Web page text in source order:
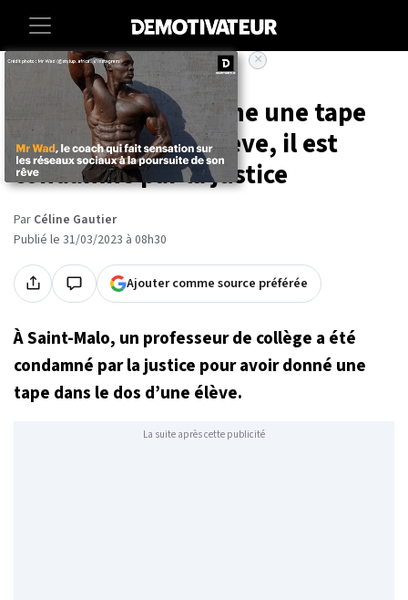
Societe
Un professeur donne une tape
dans le dos d'un élève, il est
condamné par la justice
Par Céline Gautier
Publié le 31/03/2023 à 08h30
Ajouter comme source préférée
À Saint-Malo, un professeur de collège a été
condamné par la justice pour avoir donné une
tape dans le dos d’une élève.
La suite après cette publicité
×